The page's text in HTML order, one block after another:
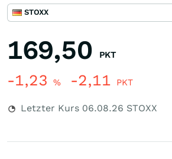
STOXX
169,50 PKT
-1,23 % -2,11 PKT
Letzter Kurs 06.08.26 STOXX